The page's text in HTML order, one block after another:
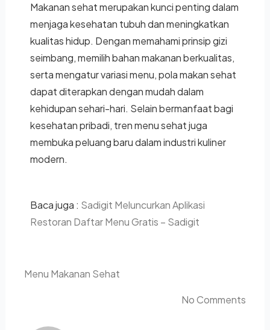
Makanan sehat merupakan kunci penting dalam
menjaga kesehatan tubuh dan meningkatkan
kualitas hidup. Dengan memahami prinsip gizi
seimbang, memilih bahan makanan berkualitas,
serta mengatur variasi menu, pola makan sehat
dapat diterapkan dengan mudah dalam
kehidupan sehari-hari. Selain bermanfaat bagi
kesehatan pribadi, tren menu sehat juga
membuka peluang baru dalam industri kuliner
modern.
Baca juga : Sadigit Meluncurkan Aplikasi
Restoran Daftar Menu Gratis – Sadigit
Menu Makanan Sehat
No Comments